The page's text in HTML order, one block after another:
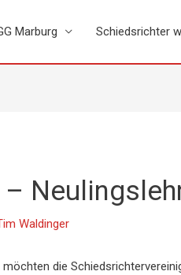
Marburg Schiedsrichter
Waldinger
die